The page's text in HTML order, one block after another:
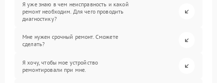
Я уже знаю в чем неисправность и какой
ремонт необходим. Для чего проводить
диагностику?
Мне нужен срочный ремонт. Сможете
сделать?
Я хочу, чтобы мое устройство
ремонтировали при мне.